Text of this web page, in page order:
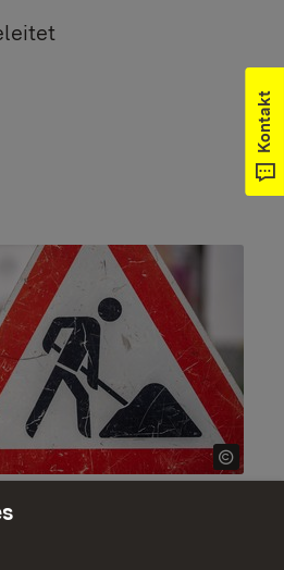
Freiburg mitteilt,
Kontakt